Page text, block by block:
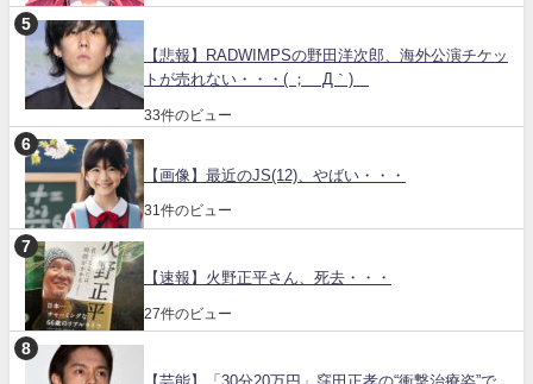
【悲報】RADWIMPSの野田洋次郎、海外公演チケッ
トが売れない・・・( ；´Д｀)
33件のビュー
【画像】最近のJS(12)、やばい・・・
31件のビュー
【速報】火野正平さん、死去・・・
27件のビュー
【芸能】「30分20万円」窪田正孝の“衝撃治療姿”で